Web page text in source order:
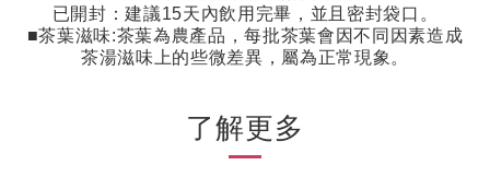
已開封：建議15天內飲用完畢，並且密封袋口。
■茶葉滋味:茶葉為農產品，每批茶葉會因不同因素造成
茶湯滋味上的些微差異，屬為正常現象。
了解更多